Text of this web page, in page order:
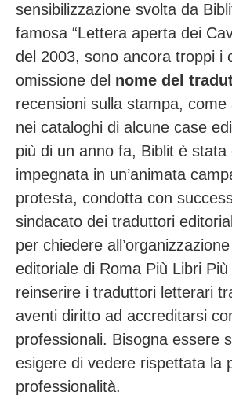
sensibilizzazione svolta da
famosa “Lettera aperta dei
del 2003, sono ancora troppi i
omissione del nome del
recensioni sulla stampa,
nei cataloghi di alcune case
più di un anno fa, Biblit è stata
impegnata in un’animata
protesta, condotta con
sindacato dei traduttori
per chiedere
editoriale di Roma Più Libri Più
reinserire i traduttori letterari
aventi diritto ad accreditarsi
professionali. Bisogna essere
esigere di vedere rispettata la
professionalità.